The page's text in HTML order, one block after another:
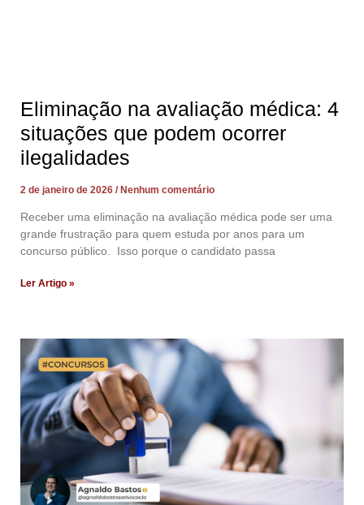
Eliminação na avaliação médica: 4
situações que podem ocorrer
ilegalidades
2 de janeiro de 2026 Nenhum comentário
Receber uma eliminação na avaliação médica pode ser uma
grande frustração para quem estuda por anos para um
concurso público. Isso porque o candidato passa
Ler Artigo »